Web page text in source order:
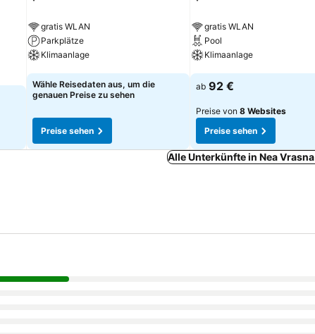
gratis WLAN
Parkplätze
Klimaanlage
Preise sehen
Wähle Reisedaten aus, um die
genauen Preise zu sehen
Preise sehen
gratis WLAN
Pool
Klimaanlage
Preise sehen
ab 92 €
Preise von 8 Websites
Preise sehen
Alle Unterkünfte in Nea